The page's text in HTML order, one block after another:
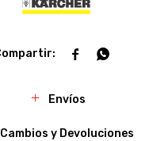
 
Envíos
Cambios y Devoluciones